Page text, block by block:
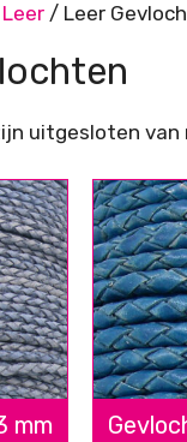
Leer / Leer
uitgesloten van
mm